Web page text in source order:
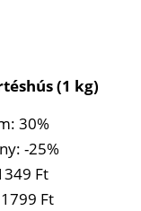
(1 kg)
30%
-25%
Ft
Ft